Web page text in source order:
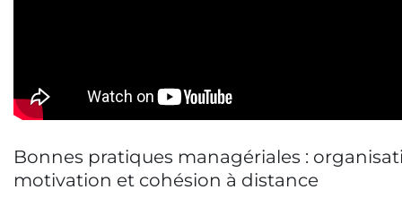
Bonnes pratiques managériales :
motivation et cohésion à distance